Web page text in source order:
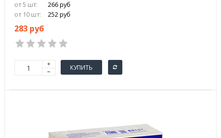
от 5 шт:
266 руб
от 10 шт:
252 руб
283 руб
КУПИТЬ